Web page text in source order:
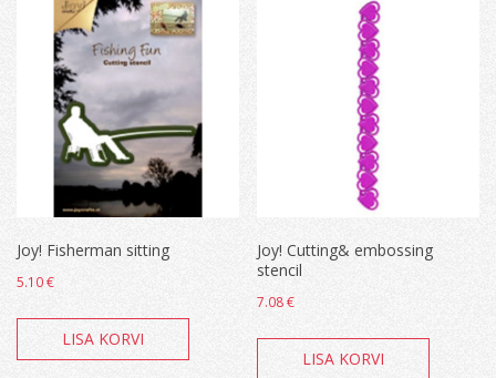
Joy! Fisherman sitting
5.10€
LISA KORVI
Joy! Cutting& embossing
stencil
7.08€
LISA KORVI